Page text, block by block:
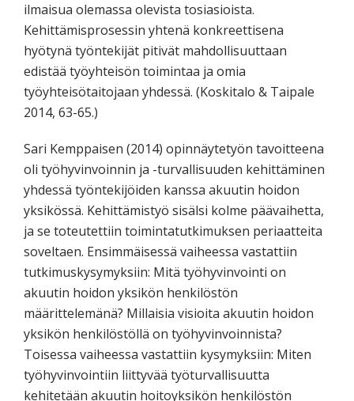
ilmaisua olemassa olevista tosiasioista.
Kehittämisprosessin yhtenä konkreettisena
hyötynä työntekijät pitivät mahdollisuuttaan
edistää työyhteisön toimintaa ja omia
työyhteisötaitojaan yhdessä. (Koskitalo & Taipale
2014, 63-65.)
Sari Kemppaisen (2014) opinnäytetyön tavoitteena
oli työhyvinvoinnin ja -turvallisuuden kehittäminen
yhdessä työntekijöiden kanssa akuutin hoidon
yksikössä. Kehittämistyö sisälsi kolme päävaihetta,
ja se toteutettiin toimintatutkimuksen periaatteita
soveltaen. Ensimmäisessä vaiheessa vastattiin
tutkimuskysymyksiin: Mitä työhyvinvointi on
akuutin hoidon yksikön henkilöstön
määrittelemänä? Millaisia visioita akuutin hoidon
yksikön henkilöstöllä on työhyvinvoinnista?
Toisessa vaiheessa vastattiin kysymyksiin: Miten
työhyvinvointiin liittyvää työturvallisuutta
kehitetään akuutin hoitoyksikön henkilöstön